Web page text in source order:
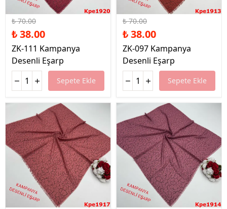
%46 İndirim
₺ 70.00
₺ 38.00
ZK-111 Kampanya
Desenli Eşarp
Sepete Ekle
%46 İndirim
₺ 70.00
₺ 38.00
ZK-097 Kampanya
Desenli Eşarp
Sepete Ekle
%46 İndirim %46 İndirim